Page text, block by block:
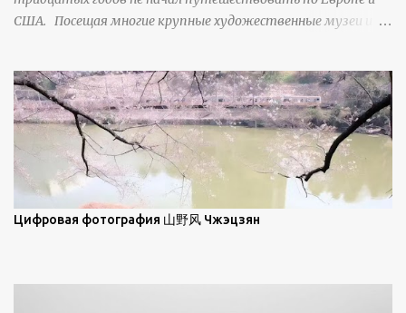
ниже; при более высокой солнечной позиции снег
демонстрирует матовое отражение. Эти
США. Посещая многие крупные художественные музеи и
Брайан Шервин прокомментировал картины художника,
заявив, что "Такаюки Харада сочетает в себе классическую
элегантность живописи с реалиями современной жизни. В
некотором смысле, персонажи его картин предлагают
зрителям незаконченный рассказ, который усиливается его
уникальной манерой использования освещения". Для
просмотра всех работ, посетите страницу –
Цифровая фотография 山野风 Чжэцзян